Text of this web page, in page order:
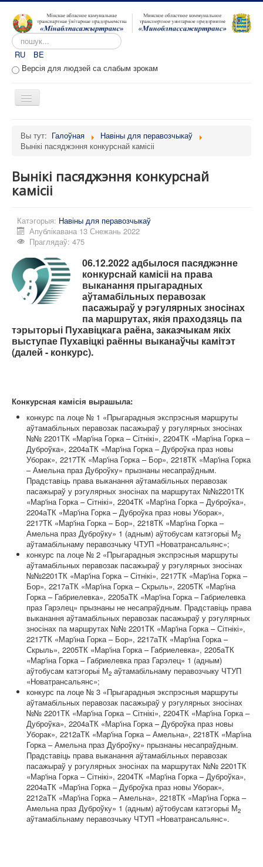
Пошук...
RU
BE
Версія для людзей са слабым зрокам
Toggle
Аб прадпрыемстве
Звароты
Расклад руху
Партал перавозчыкаў
Карта сайта
Вы тут: Галоўная
Навіны для перавозчыкаў
Вынікі пасяджэння конкурснай камісіі
Вынікі пасяджэння конкурснай
камісіі
Катэгорыя: Навіны для перавозчыкаў
Апублікавана 13 Снежань 2022
Праглядаў: 475
06.12.2022 адбылося пасяджэнне
конкурснай камісіі на права
выканання прыгарадных
аўтамабільных перавозак
пасажыраў у рэгулярных зносінах
па маршрутах, якія праходзяць па
тэрыторыі Пухавіцкага раёна, заказчыкам якіх
выступае Пухавіцкі раённы выканаўчы камітэт
(далей - конкурс).
Конкурсная камісія вырашыла:
конкурс па лоце № 1 «Прыгарадныя экспрэсныя маршруты
аўтамабільных перавозак пасажыраў у рэгулярных зносінах
№№ 2201ТК «Мар'іна Горка – Сітнікі», 2204ТК «Мар'іна Горка –
Дуброўка», 2204аТК «Мар'іна Горка – Дуброўка праз новы
Уборак», 2217ТК «Мар'іна Горка – Бор», 2218ТК «Мар'іна Горка
– Амельна праз Дуброўку» прызнаны несапраўдным.
Прадставіць права выканання аўтамабільных перавозак
пасажыраў у рэгулярных зносінах па маршрутах №№2201ТК
«Мар'іна Горка – Сітнікі», 2204ТК «Мар'іна Горка – Дуброўка»,
2204аТК «Мар'іна Горка – Дуброўка праз новы Уборак»,
2217ТК «Мар'іна Горка – Бор», 2218ТК «Мар'іна Горка –
Амельна праз Дуброўку» 1 (адным) аўтобусам катэгорыі М2
аўтамабільнаму перавозчыку ЧТУП «Новатрансальянс»;
конкурс па лоце № 2 «Прыгарадныя экспрэсныя маршруты
аўтамабільных перавозак пасажыраў у рэгулярных зносінах
№№2201ТК «Мар'іна Горка – Сітнікі», 2217ТК «Мар'іна Горка –
Бор», 2217аТК «Мар'іна Горка – Скрыль», 2205ТК «Мар'іна
Горка – Габриелевка», 2205аТК «Мар'іна Горка – Габриелевка
праз Гарэлец» прызнаны не несапраўдным. Прадставіць права
выканання аўтамабільных перавозак пасажыраў у рэгулярных
зносінах па маршрутах №№ 2201ТК «Мар'іна Горка – Сітнікі»,
2217ТК «Мар'іна Горка – Бор», 2217аТК «Мар'іна Горка –
Скрыль», 2205ТК «Мар'іна Горка – Габриелевка», 2205аТК
«Мар'іна Горка – Габриелевка праз Гарэлец» 1 (адным)
аўтобусам катэгорыі М2 аўтамабільнаму перавозчыку ЧТУП
«Новатрансальянс»;
конкурс па лоце № 3 «Прыгарадныя экспрэсныя маршруты
аўтамабільных перавозак пасажыраў у рэгулярных зносінах
№№ 2201ТК «Мар'іна Горка – Сітнікі», 2204ТК «Мар'іна Горка –
Дуброўка», 2204аТК «Мар'іна Горка – Дуброўка праз новы
Уборак», 2212аТК «Мар'іна Горка – Амельна», 2218ТК «Мар'іна
Горка – Амельна праз Дуброўку» прызнаны несапраўдным.
Прадставіць права выканання аўтамабільных перавозак
пасажыраў у рэгулярных зносінах па маршрутах №№ 2201ТК
«Мар'іна Горка – Сітнікі», 2204ТК «Мар'іна Горка – Дуброўка»,
2204аТК «Мар'іна Горка – Дуброўка праз новы Уборак»,
2212аТК «Мар'іна Горка – Амельна», 2218ТК «Мар'іна Горка –
Амельна праз Дуброўку» 1 (адным) аўтобусам катэгорыі М2
аўтамабільнаму перавозчыку ЧТУП «Новатрансальянс».